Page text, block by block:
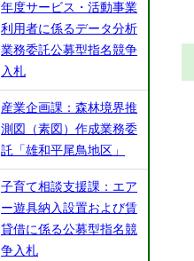
年度サービス・活動事業
利用者に係るデータ分析
業務委託公募型指名競争
入札
産業企画課：森林境界推
測図（素図）作成業務委
託「雄和平尾鳥地区」
子育て相談支援課：エア
ー遊具納入設置および賃
貸借に係る公募型指名競
争入札